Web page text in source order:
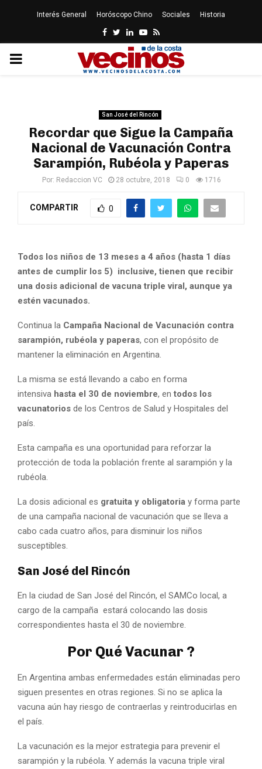
Interés General Horóscopo Chino Sociales Historia
Facebook
Twitter
LinkedinYoutube
Rss
PRIMARY
San José del Rincón
Recordar que Sigue la Campaña
Nacional de Vacunación Contra
Sarampión, Rubéola y Paperas
Por: Redaccion VC 28 octubre, 2018 0 1716
COMPARTIR 0
Todos los niños de 13 meses a 4 años (hasta 1 días
antes de cumplir los 5) inclusive, tienen que recibir
una dosis adicional de vacuna triple viral, aunque ya
estén vacunados.
Continua la Campaña Nacional de Vacunación contra
sarampión, rubéola y paperas, con el propósito de
mantener la eliminación en Argentina.
La misma se está llevando a cabo en forma
intensiva hasta el 30 de noviembre, en todos los
vacunatorios de los Centros de Salud y Hospitales del
país.
Esta campaña es una oportunidad para reforzar la
protección de toda la población frente al sarampión y la
rubéola.
La dosis adicional es gratuita y obligatoria y forma parte
de una campaña nacional de vacunación que se lleva a
cabo cada cuatro años, para disminuir los niños
susceptibles.
San José del Rincón
En la ciudad de San José del Rincón, el SAMCo local, a
cargo de la campaña estará colocando las dosis
correspondientes hasta el 30 de noviembre.
Por Qué Vacunar ?
En Argentina ambas enfermedades están eliminadas pero
siguen presentes en otras regiones. Si no se aplica la
vacuna aún hay riesgo de contraerlas y reintroducirlas en
el país.
La vacunación es la mejor estrategia para prevenir el
sarampión y la rubéola. Y además la vacuna triple viral